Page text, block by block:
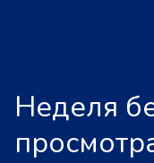
Неделя